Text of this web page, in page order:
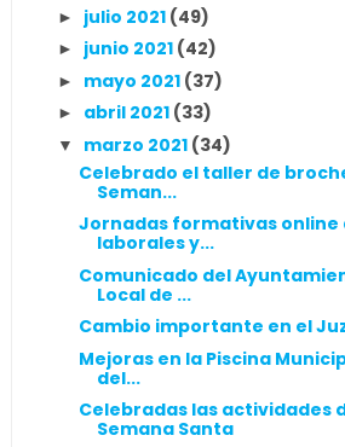
► julio 2021 (49)
► junio 2021 (42)
► mayo 2021 (37)
► abril 2021 (33)
▼ marzo 2021 (34)
Celebrado el taller de
Seman...
Jornadas formativas online
laborales y...
Comunicado del
Local de ...
Cambio importante en el
Mejoras en la Piscina
del...
Celebradas las actividades
Semana Santa